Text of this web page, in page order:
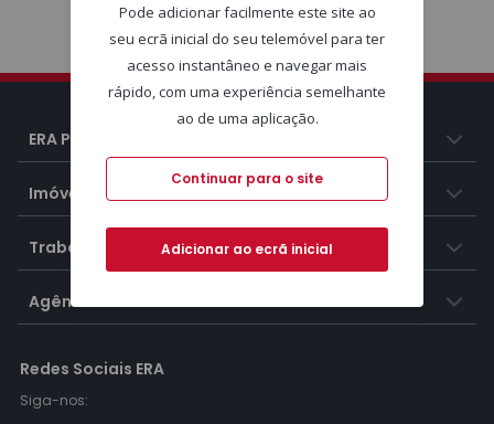
ERA Portugal
Imóveis
Trabalhar na ERA
Agências ERA
Redes Sociais ERA
Siga-nos:
Pode adicionar facilmente este site ao
seu ecrã inicial do seu telemóvel para ter
acesso instantâneo e navegar mais
rápido, com uma experiência semelhante
ao de uma aplicação.
Continuar para o site
Adicionar ao ecrã inicial